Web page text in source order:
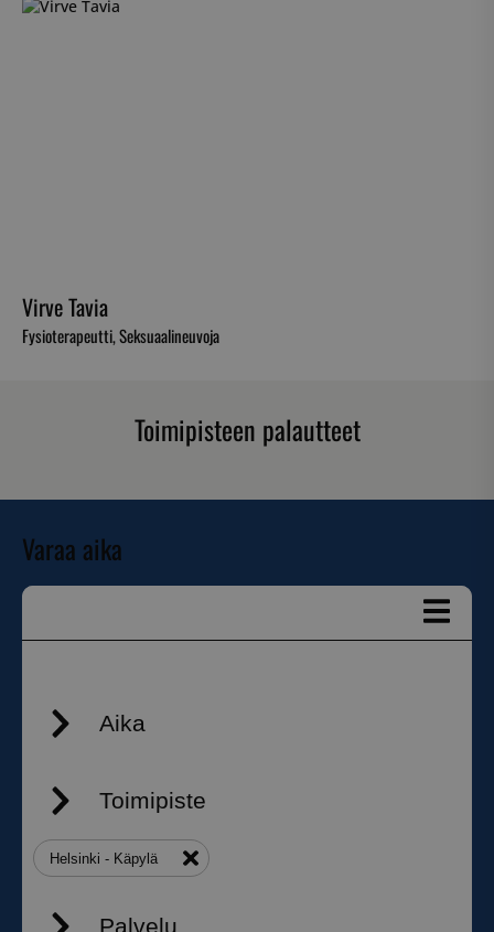
Virve Tavia
Fysioterapeutti, Seksuaalineuvoja
Toimipisteen palautteet
Varaa aika